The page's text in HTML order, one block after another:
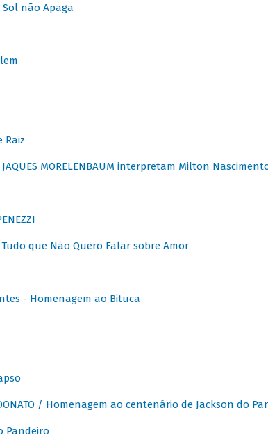
Sol não Apaga
Raiz
MORELENBAUM interpretam Milton
/ Tudo que Não Quero Falar sobre Amor
- Homenagem ao Bituca
DONATO / Homenagem ao centenário de Jackson do
Pandeiro